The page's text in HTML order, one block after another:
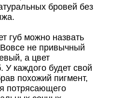
бровей без
губ можно назвать
не привычный
а цвет
У каждого будет свой
похожий пигмент,
потрясающего